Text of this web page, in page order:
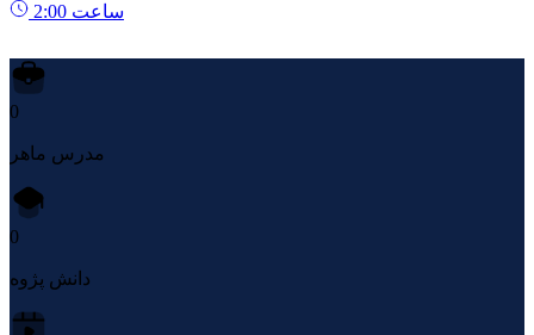
2:00 ساعت
0
مدرس ماهر
0
دانش پژوه